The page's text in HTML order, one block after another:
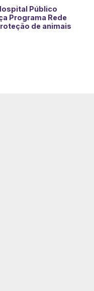
Público
Programa Rede
de animais